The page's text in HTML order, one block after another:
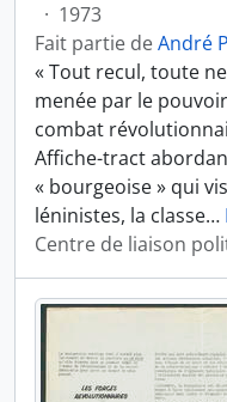
· 1973
Fait partie deAndré
« Tout recul, toute
menée par le
combat
Affiche-tract
« bourgeoise » qui
léninistes, la classe…
Centre de liaison